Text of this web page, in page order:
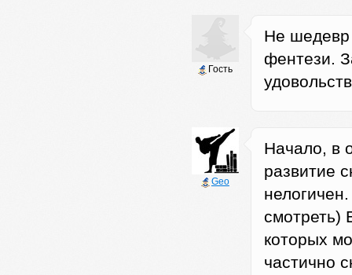
Гость
Не шедевр
фентези.
Geo
Начало, в
развитие
смотреть)
которых
частично